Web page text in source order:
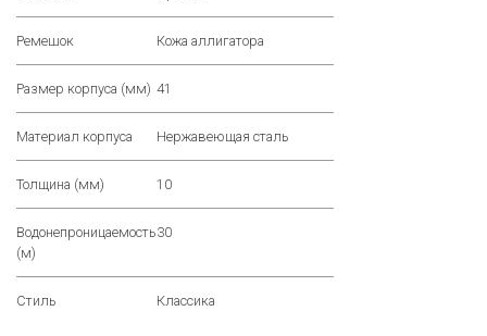
Ремешок Кожа аллигатора
Размер корпуса (мм) 41
Материал корпуса Нержавеющая сталь
Толщина (мм) 10
Водонепроницаемость
(м)
30
Стиль Классика